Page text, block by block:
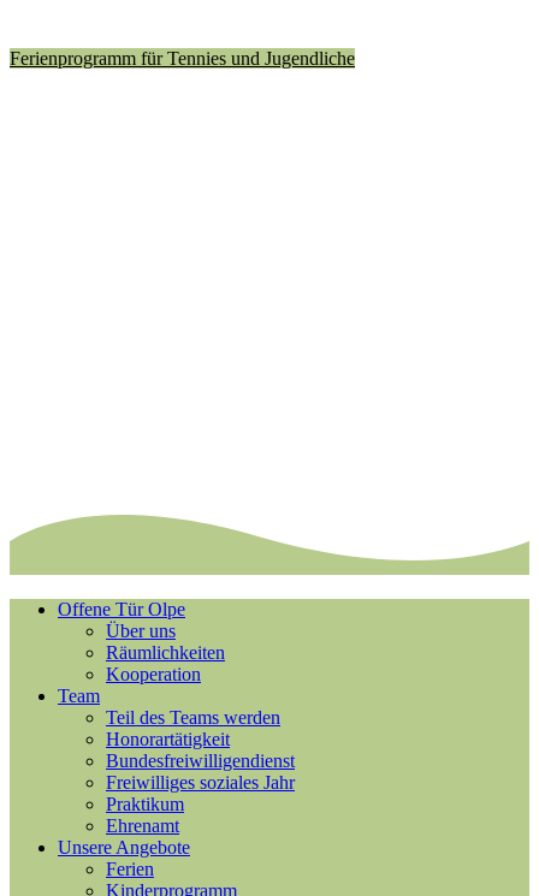
Ferienprogramm für Tennies und Jugendliche
Offene Tür Olpe
Über uns
Räumlichkeiten
Kooperation
Team
Teil des Teams werden
Honorartätigkeit
Bundesfreiwilligendienst
Freiwilliges soziales Jahr
Praktikum
Ehrenamt
Unsere Angebote
Ferien
Kinderprogramm